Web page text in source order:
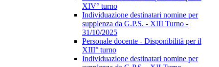
XIV° turno
Individuazione destinatari nomine per
supplenza da G.P.S. - XIII Turno -
31/10/2025
Personale docente - Disponibilità per il
XIII° turno
Individuazione destinatari nomine per